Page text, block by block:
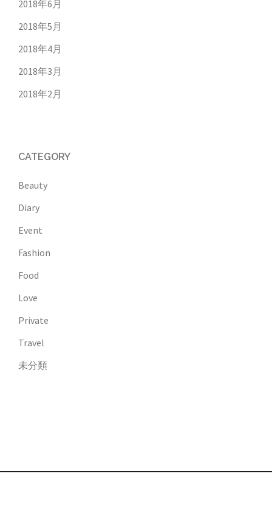
2018年6月
2018年5月
2018年4月
2018年3月
2018年2月
CATEGORY
Beauty
Diary
Event
Fashion
Food
Love
Private
Travel
未分類